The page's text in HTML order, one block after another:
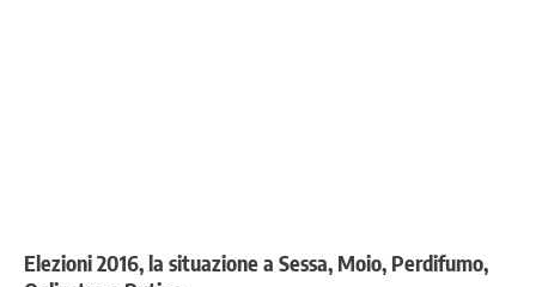
Elezioni 2016, la situazione a Sessa, Moio, Perdifumo,